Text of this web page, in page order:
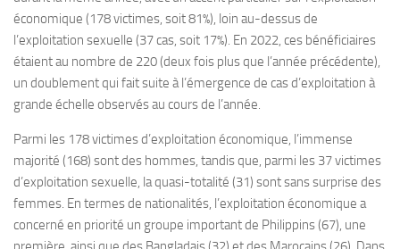
économique (178 victimes, soit 81%), loin au-dessus de
l’exploitation sexuelle (37 cas, soit 17%). En 2022, ces bénéficiaires
étaient au nombre de 220 (deux fois plus que l’année précédente),
un doublement qui fait suite à l’émergence de cas d’exploitation à
grande échelle observés au cours de l’année.
Parmi les 178 victimes d’exploitation économique, l’immense
majorité (168) sont des hommes, tandis que, parmi les 37 victimes
d’exploitation sexuelle, la quasi-totalité (31) sont sans surprise des
femmes. En termes de nationalités, l’exploitation économique a
concerné en priorité un groupe important de Philippins (67), une